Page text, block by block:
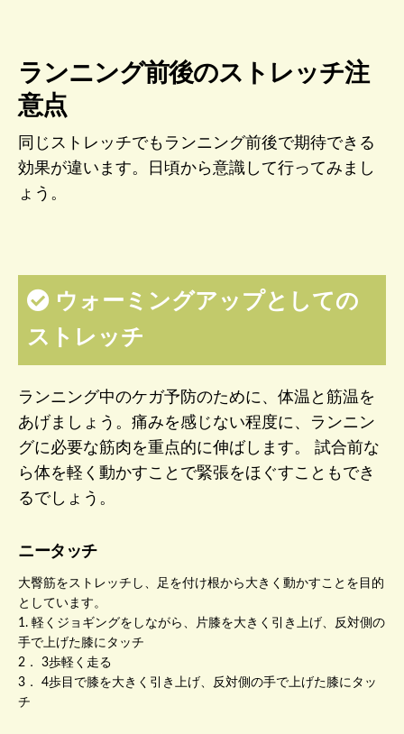
ランニング前後のストレッチ注
意点
同じストレッチでもランニング前後で期待できる
効果が違います。日頃から意識して行ってみまし
ょう。
ウォーミングアップとしての
ストレッチ
ランニング中のケガ予防のために、体温と筋温を
あげましょう。痛みを感じない程度に、ランニン
グに必要な筋肉を重点的に伸ばします。 試合前な
ら体を軽く動かすことで緊張をほぐすこともでき
るでしょう。
ニータッチ
大臀筋をストレッチし、足を付け根から大きく動かすことを目的
としています。
1. 軽くジョギングをしながら、片膝を大きく引き上げ、反対側の
手で上げた膝にタッチ
2． 3歩軽く走る
3． 4歩目で膝を大きく引き上げ、反対側の手で上げた膝にタッ
チ